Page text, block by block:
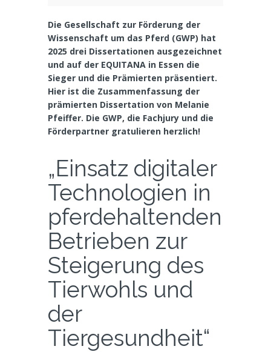
Die Gesellschaft zur Förderung der
Wissenschaft um das Pferd (GWP) hat
2025 drei Dissertationen ausgezeichnet
und auf der EQUITANA in Essen die
Sieger und die Prämierten präsentiert.
Hier ist die Zusammenfassung der
prämierten Dissertation von Melanie
Pfeiffer. Die GWP, die Fachjury und die
Förderpartner gratulieren herzlich!
„Einsatz digitaler
Technologien in
pferdehaltenden
Betrieben zur
Steigerung des
Tierwohls und
der
Tiergesundheit“